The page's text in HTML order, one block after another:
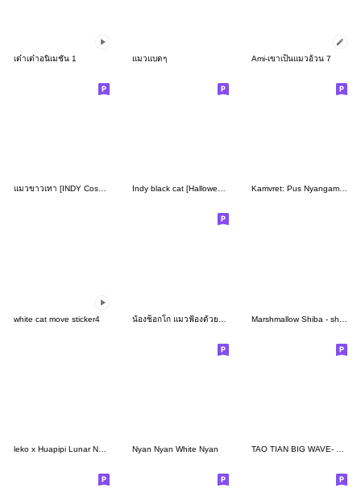
เต๋าเต๋าอนิเมชั่น 1 แมวแบดๆ Ami-เขาเป็นแมวอ้วน 7
แมวขาวเทา [INDY Cosplay] Indy black cat [Halloween] Kamvret: Pus Nyangami 3
white cat move sticker4
Nyan Nyan White Nyan